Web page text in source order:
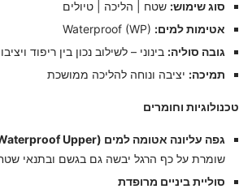
סוג שימוש: שטח | הליכה | טיולים
אטימות למים:
גובה סוליה: בינוני – לשילוב נכון בין ריפוד
תמיכה: יציבה ונוחה להליכה ממושכת
טכנולוגיות וחומרים
גפה עליונה אטומה למים (Waterproof Upper)
שומרת על כף הרגל יבשה גם בגשם ובתנאי
סוליית ביניים מרופדת